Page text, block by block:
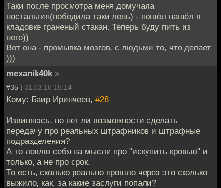
Таки после просмотра меня домучала
ностальгия(победила таки лень) - пошёл нашёл в
кладовке граненый стакан. Теперь буду пить из
него))
Вот она - промывка мозгов, с людьми то, что делает
)))
mexanik40k »
#35 | 31.03.16 15:14
Кому: Баир Иринчеев, #28
Извиняюсь, но нет ли возможности сделать
передачу про реальных штрафников и штрафные
подразделения?
А то ловлю себя на мысли про "искупить кровью" и
только, а не про срок.
То есть, сколько реально прошло через это сколько
выжило, как, за какие заслуги попали?